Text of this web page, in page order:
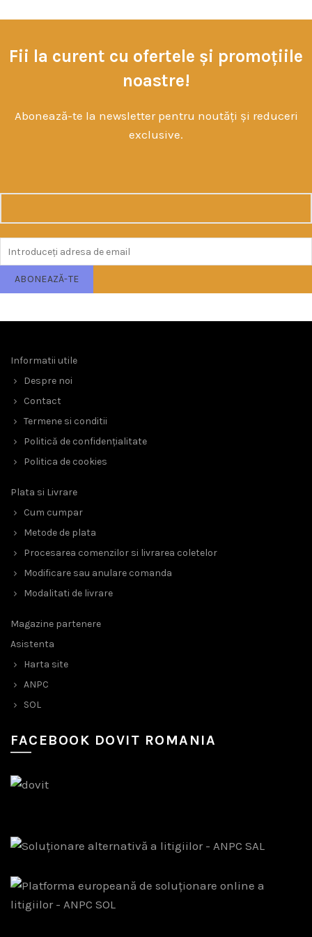
Fii la curent cu ofertele și promoțiile
noastre!
Abonează-te la newsletter pentru noutăți și reduceri
exclusive.
Informatii utile
Despre noi
Contact
Termene si conditii
Politică de confidențialitate
Politica de cookies
Plata si Livrare
Cum cumpar
Metode de plata
Procesarea comenzilor si livrarea coletelor
Modificare sau anulare comanda
Modalitati de livrare
Magazine partenere
Asistenta
Harta site
ANPC
SOL
FACEBOOK DOVIT ROMANIA